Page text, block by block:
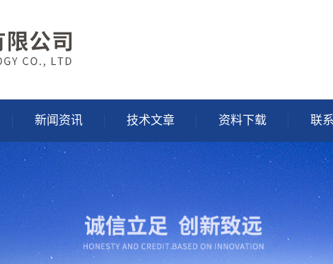
新闻资讯 技术文章 资料下载 联